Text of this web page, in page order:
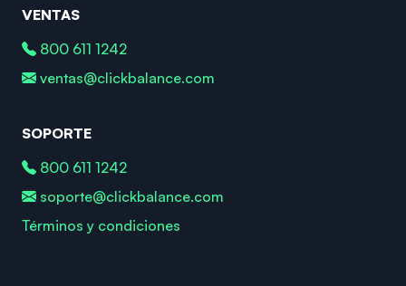
VENTAS
800 611 1242
ventas@clickbalance.com
SOPORTE
800 611 1242
soporte@clickbalance.com
Términos y condiciones